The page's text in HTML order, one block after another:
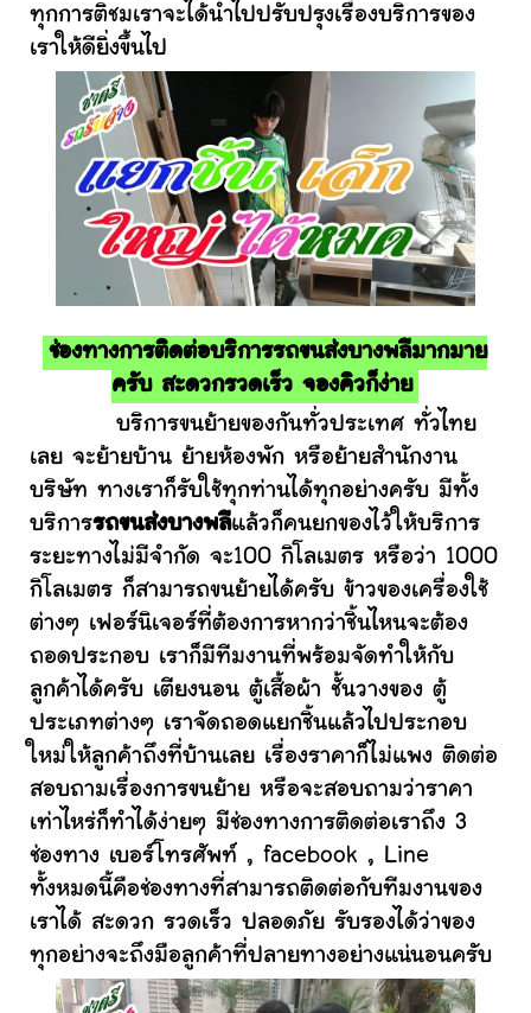
ทุกการติชมเราจะได้นำไปปรับปรุงเรื่องบริการของ
เราให้ดียิ่งขึ้นไป
ช่องทางการติดต่อบริการรถขนส่งบางพลีมากมาย
ครับ สะดวกรวดเร็ว จองคิวก็ง่าย
บริการขนย้ายของกันทั่วประเทศ ทั่วไทย
เลย จะย้ายบ้าน ย้ายห้องพัก หรือย้ายสำนักงาน
บริษัท ทางเราก็รับใช้ทุกท่านได้ทุกอย่างครับ มีทั้ง
บริการรถขนส่งบางพลีแล้วก็คนยกของไว้ให้บริการ
ระยะทางไม่มีจำกัด จะ100 กิโลเมตร หรือว่า 1000
กิโลเมตร ก็สามารถขนย้ายได้ครับ ข้าวของเครื่องใช้
ต่างๆ เฟอร์นิเจอร์ที่ต้องการหากว่าชิ้นไหนจะต้อง
ถอดประกอบ เราก็มีทีมงานที่พร้อมจัดทำให้กับ
ลูกค้าได้ครับ เตียงนอน ตู้เสื้อผ้า ชั้นวางของ ตู้
ประเภทต่างๆ เราจัดถอดแยกชิ้นแล้วไปประกอบ
ใหม่ให้ลูกค้าถึงที่บ้านเลย เรื่องราคาก็ไม่แพง ติดต่อ
สอบถามเรื่องการขนย้าย หรือจะสอบถามว่าราคา
เท่าไหร่ก็ทำได้ง่ายๆ มีช่องทางการติดต่อเราถึง 3
ช่องทาง เบอร์โทรศัพท์ , facebook , Line
ทั้งหมดนี้คือช่องทางที่สามารถติดต่อกับทีมงานของ
เราได้ สะดวก รวดเร็ว ปลอดภัย รับรองได้ว่าของ
ทุกอย่างจะถึงมือลูกค้าที่ปลายทางอย่างแน่นอนครับ